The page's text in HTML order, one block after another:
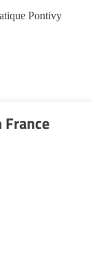
Pontivy
gestion
(56300)